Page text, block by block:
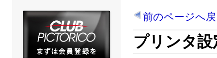
前のページへ
プリンタ設